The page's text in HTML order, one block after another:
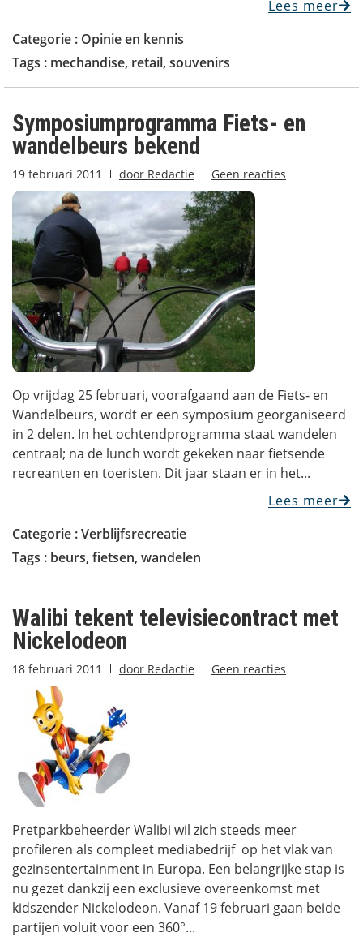
Lees meer
Categorie : Opinie en kennis
Tags : mechandise, retail, souvenirs
Symposiumprogramma Fiets- en
wandelbeurs bekend
19 februari 2011 door Redactie Geen reacties
Op vrijdag 25 februari, voorafgaand aan de Fiets- en
Wandelbeurs, wordt er een symposium georganiseerd
in 2 delen. In het ochtendprogramma staat wandelen
centraal; na de lunch wordt gekeken naar fietsende
recreanten en toeristen. Dit jaar staan er in het...
Lees meer
Categorie :Verblijfsrecreatie
Tags : beurs, fietsen, wandelen
Walibi tekent televisiecontract met
Nickelodeon
18 februari 2011 door Redactie Geen reacties
Pretparkbeheerder Walibi wil zich steeds meer
profileren als compleet mediabedrijf op het vlak van
gezinsentertainment in Europa. Een belangrijke stap is
nu gezet dankzij een exclusieve overeenkomst met
kidszender Nickelodeon. Vanaf 19 februari gaan beide
partijen voluit voor een 360°...